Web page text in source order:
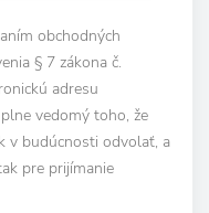
obchodných
§ 7 zákona č.
adresu
vedomý toho, že
v budúcnosti odvolať, a
pre prijímanie